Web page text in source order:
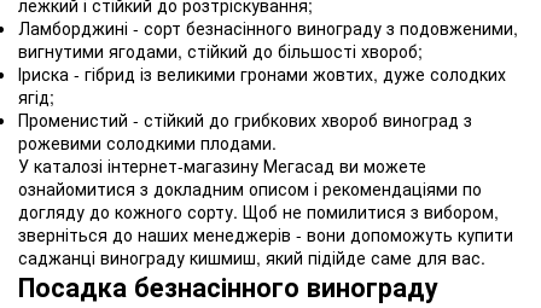
лежкий і стійкий до розтріскування;
Ламборджині - сорт безнасінного винограду з подовженими,
вигнутими ягодами, стійкий до більшості хвороб;
Іриска - гібрид із великими гронами жовтих, дуже солодких
ягід;
Променистий - стійкий до грибкових хвороб виноград з
рожевими солодкими плодами.
У каталозі інтернет-магазину Мегасад ви можете
ознайомитися з докладним описом і рекомендаціями по
догляду до кожного сорту. Щоб не помилитися з вибором,
зверніться до наших менеджерів - вони допоможуть купити
саджанці винограду кишмиш, який підійде саме для вас.
Посадка безнасінного винограду